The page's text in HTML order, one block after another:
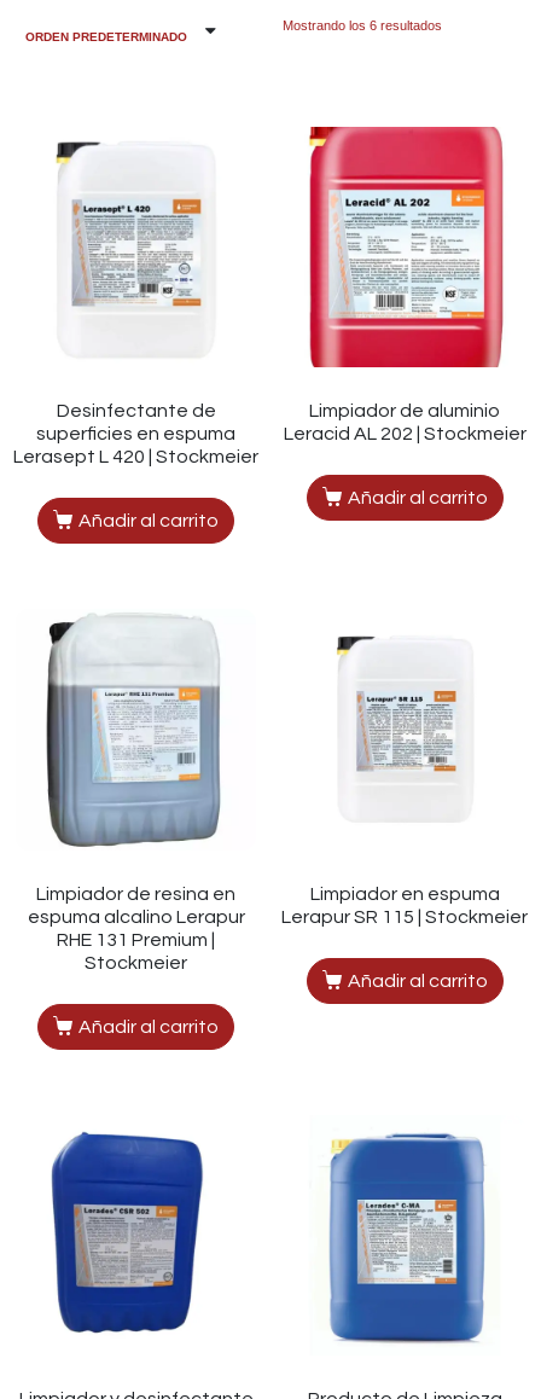
Mostrando los 6 resultados
Desinfectante de
superficies en espuma
Lerasept L 420 | Stockmeier
Añadir al carrito
Limpiador de aluminio
Leracid AL 202 | Stockmeier
Añadir al carrito
Limpiador de resina en
espuma alcalino Lerapur
RHE 131 Premium |
Stockmeier
Añadir al carrito
Limpiador en espuma
Lerapur SR 115 | Stockmeier
Añadir al carrito